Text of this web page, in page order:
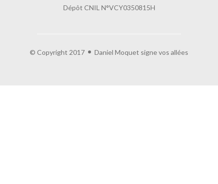
Dépôt CNIL N°VCY0350815H
© Copyright 2017 Daniel Moquet signe vos allées